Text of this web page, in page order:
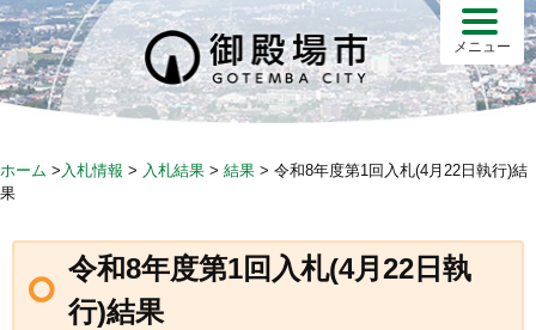
Skip
to
content
メニュー
ホーム > 入札情報 > 入札結果 > 結果 > 令和8年度第1回入札(4月22日執行)結
果
令和8年度第1回入札(4月22日執
行)結果